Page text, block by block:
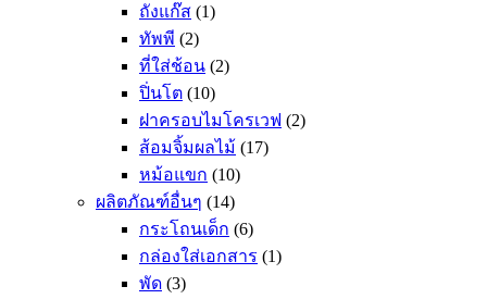
ถังแก๊ส (1)
ทัพพี (2)
ที่ใส่ช้อน (2)
ปิ่นโต (10)
ฝาครอบไมโครเวฟ (2)
ส้อมจิ้มผลไม้ (17)
หม้อแขก (10)
ผลิตภัณฑ์อื่นๆ (14)
กระโถนเด็ก (6)
กล่องใส่เอกสาร (1)
พัด (3)